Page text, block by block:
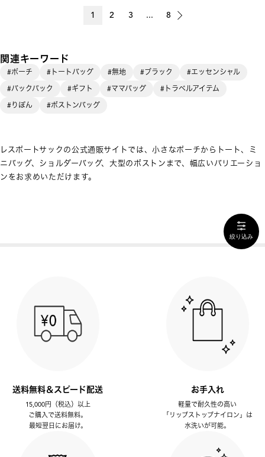
1 2 3 ... 8
関連キーワード
#ポーチ #トートバッグ #無地 #ブラック
#エッセンシャル
#バックパック
#ギフト #ママバッグ
#トラベルアイテム
#りぼん
#ボストンバッグ
レスポートサックの公式通販サイトでは、小さなポーチからトート、ミ
ニバッグ、ショルダーバッグ、大型のボストンまで、幅広いバリエーショ
ンをお求めいただけます。
絞り込み
送料無料＆スピード配送
15,000円（税込）以上
ご購入で送料無料。
最短翌日にお届け。
お手入れ
軽量で耐久性の高い
「リップストップナイロン」は
水洗いが可能。